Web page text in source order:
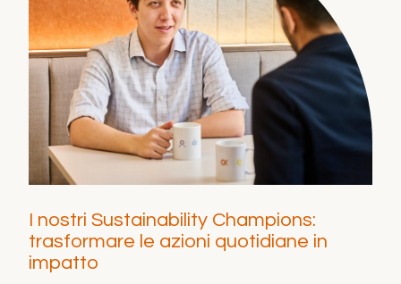
I nostri Sustainability Champions:
trasformare le azioni quotidiane in
impatto